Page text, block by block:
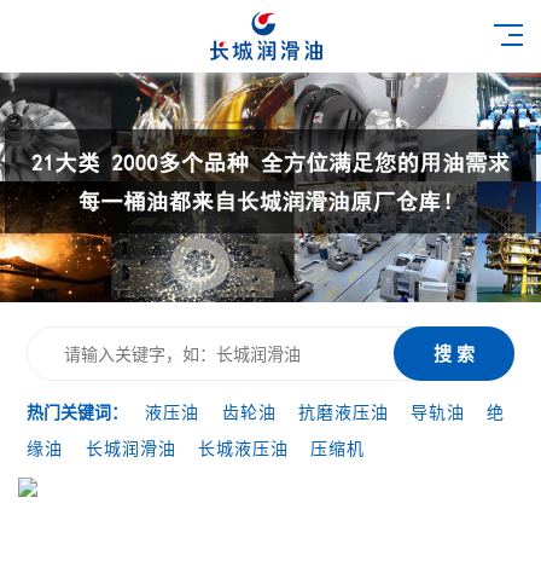
搜 索
热门关键词： 液压油 齿轮油 抗磨液压油 导轨油
绝
缘油
长城润滑油 长城液压油 压缩机